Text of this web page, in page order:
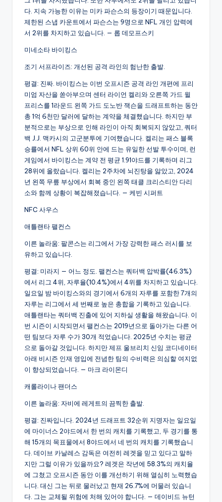
다. 지속 가능한 이유는 미카 파슨스의 등장이기 때문입니다.
제한된 스냅 카운트에서 파슨스는 9명으로 NFL 개인 압력에
서 2위를 차지하고 있습니다. — 롭 데모프스키
미네소타 바이킹스
조기 서프라이즈: 개선된 공격 라인의 험난한 출발.
평결: 진짜. 바이킹스는 이번 오프시즌 공격 라인 개편에 프리
미엄 자산을 쏟아부으며 센터 라이언 켈리와 오른쪽 가드 윌
프리스를 1라운드 왼쪽 가드 도노반 잭슨을 드래프트하는 동안
총 1억 6천만 달러에 달하는 계약을 체결했습니다. 하지만 부
분적으로는 부상으로 인해 라인이 아직 회복되지 않았고, 쿼터
백 J.J. 맥카시의 고군분투에 기여했습니다. 켈리는 패스 블록
승률에서 NFL 상위 60위 안에 드는 유일한 선발 투수이며, 런
게임에서 바이킹스는 계약 전 평균 1.91야드를 기록하며 리그
28위에 올랐습니다. 켈리는 2주차에 뇌진탕을 앓았고, 2024
년 왼쪽 무릎 부상에서 회복 중인 왼쪽 태클 크리스티안 다리
소와 함께 상황이 복잡해졌습니다. — 케빈 시퍼트
NFC 사우스
애틀랜타 팰컨스
이른 놀라움: 팔콘스는 리그에서 가장 강력한 패스 러시를 보
유하고 있습니다.
평결: 미라지 — 어느 정도. 팰컨스는 쿼터백 압박률(46.3%)
에서 리그 4위, 자루율(10.4%)에서 4위를 차지하고 있습니다.
일요일 밤 바이킹스와의 경기에서 6개의 자루를 포함한 7개의
자루는 리그에서 세 번째로 높은 총합을 기록하고 있습니다.
애틀랜타는 쿼터백 진출에 있어 지하실 생활을 해왔습니다. 이
번 시즌이 시작되면서 팰컨스는 2019년으로 돌아가는 다른 어
떤 팀보다 자루 수가 30개 적었습니다. 2025년 수치는 평균
으로 돌아갈 것입니다. 하지만 제프 울브리치 신임 코디네이터
아래 비시즌 인재 영입에 전념한 팀의 수비력은 의심할 여지없
이 향상되었습니다. — 마크 라이몬디
캐롤라이나 팬더스
이른 놀라움: 자비에 레게트의 끔찍한 출발.
평결: 진짜입니다. 2024년 드래프트 32순위 지명자는 일요일
에 마이너스 2야드에서 한 번의 캐치를 기록했고, 두 경기를 통
해 15개의 목표물에서 8야드에서 네 번의 캐치를 기록했습니
다. 데이브 카날레스 감독은 여전히 레겟을 믿고 있다고 말하
지만 그럴 이유가 있을까요? 레겟은 작년에 58.3%의 캐치율
에 그쳤고 오프시즌 동안 이를 개선하기 위해 열심히 노력했습
니다. 대신 그는 뒤로 물러났고 현재 26.7%에 머물러 있습니
다. 그는 교체될 위험에 처해 있어야 합니다. — 데이비드 뉴턴